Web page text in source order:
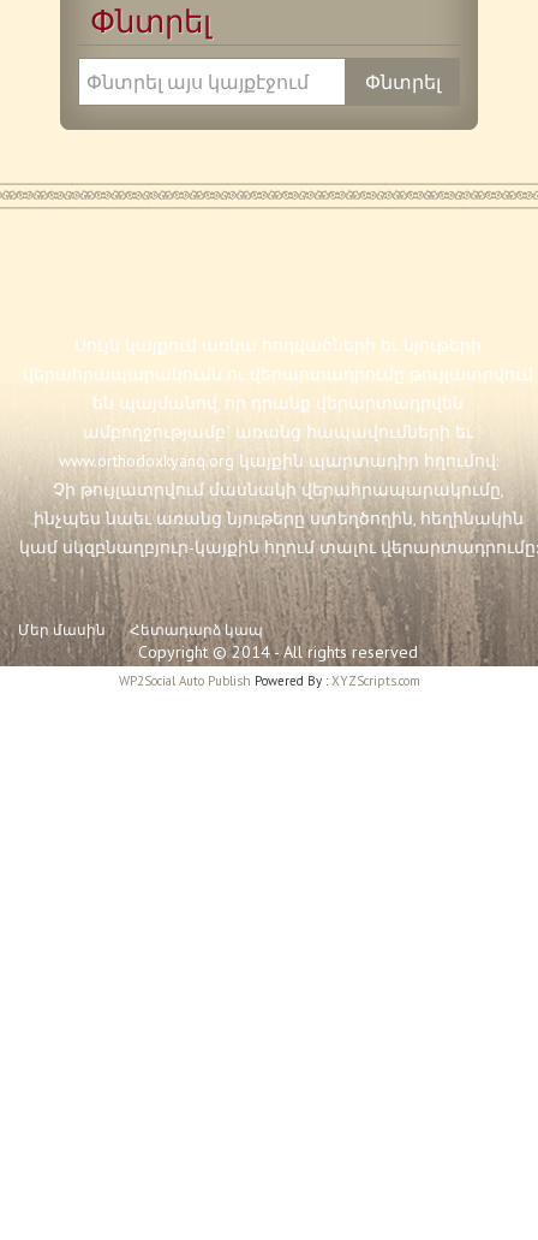
Փնտրել
Սույն կայքում առկա հոդվածների եւ նյութերի
վերահրապարակումն ու վերարտադրումը թույլատրվում
են պայմանով, որ դրանք վերարտադրվեն
ամբողջությամբ` առանց հապավումների եւ
www.orthodoxkyanq.org կայքին պարտադիր հղումով:
Չի թույլատրվում մասնակի վերահրապարակումը,
ինչպես նաեւ առանց նյութերը ստեղծողին, հեղինակին
կամ սկզբնաղբյուր-կայքին հղում տալու վերարտադրումը:
Մեր մասին Հետադարձ կապ
Copyright © 2014 - All rights reserved
WP2Social Auto Publish Powered By :XYZScripts.com